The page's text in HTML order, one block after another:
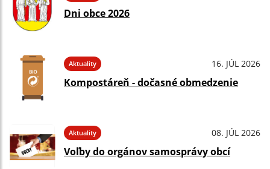
Dni obce 2026
Aktuality 16. JÚL 2026
Kompostáreň - dočasné obmedzenie
Aktuality 08. JÚL 2026
Voľby do orgánov samosprávy obcí